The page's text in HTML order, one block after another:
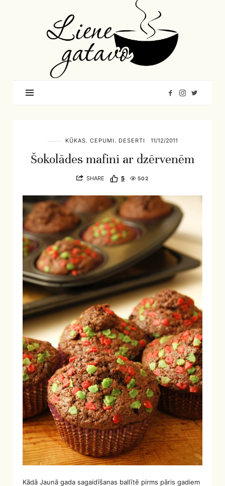
Gatavo
–
Mana
garšu
pasaule
KŪKAS. CEPUMI. DESERTI 11/12/2011
Šokolādes mafini ar dzērvenēm
SHARE 5 502
Kādā Jaunā gada sagaidīšanas ballītē pirms pāris gadiem